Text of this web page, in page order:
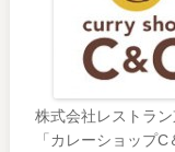
株式会社レストラ
「カレーショップC